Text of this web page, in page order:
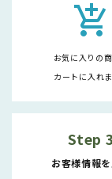
add_shopping_cart
お気に入りの
カートに入れま
Step 3
お客様情報